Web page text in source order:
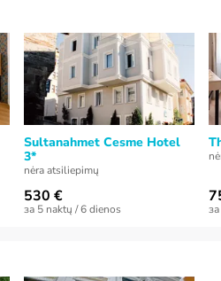
Sultanahmet Cesme Hotel
3*
nėra atsiliepimų
530 €
за 5 naktų / 6 dienos